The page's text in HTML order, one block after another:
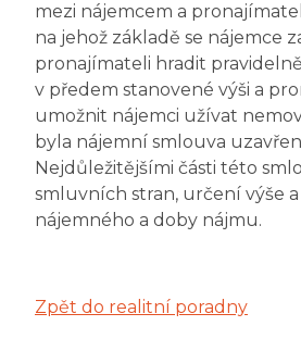
mezi nájemcem a
na jehož základě se nájemce
pronajímateli hradit
v předem stanovené výši a
umožnit nájemci užívat
byla nájemní smlouva
Nejdůležitějšími části této
smluvních stran, určení výše
nájemného a doby nájmu.
Zpět do realitní poradny